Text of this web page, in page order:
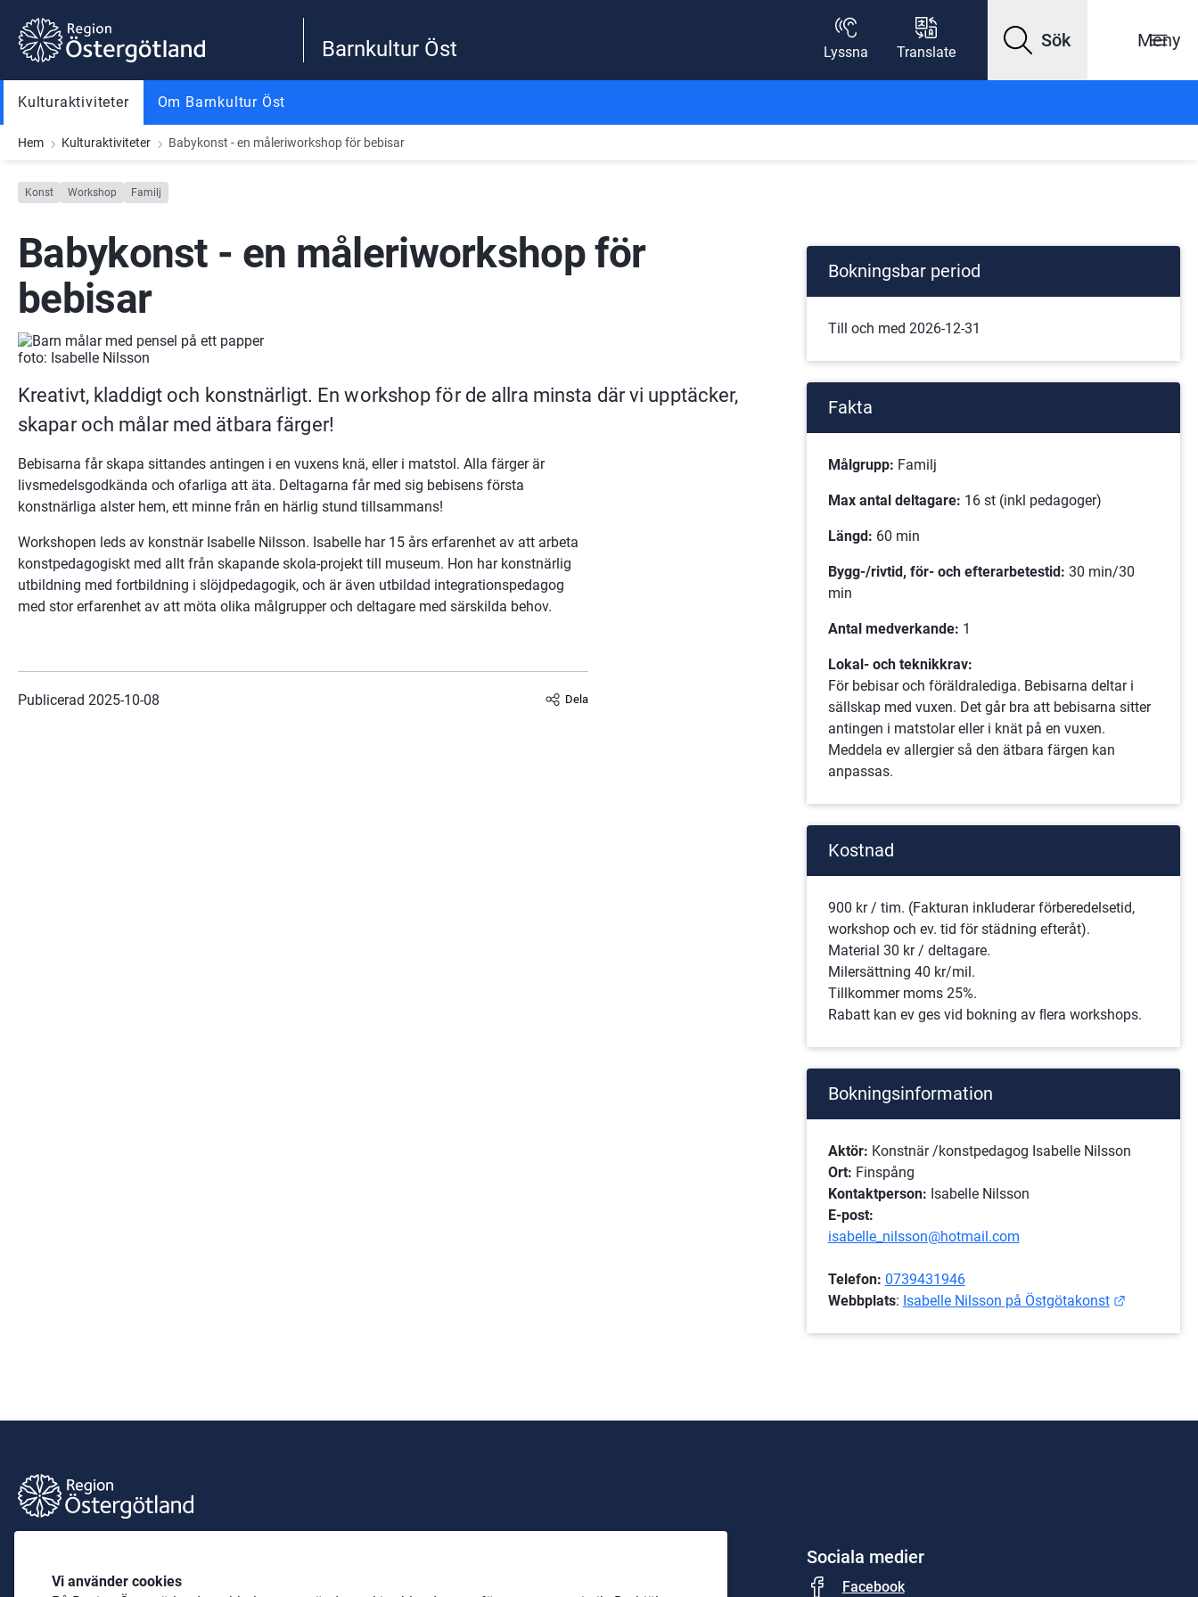
Vi använder cookies
Gå till innehåll
Gå till meny
Gå till sidfot
Barnkultur Öst Lyssna Translate
Sök Meny
Kulturaktiviteter Om Barnkultur Öst
Hem Kulturaktiviteter Babykonst - en måleriworkshop för bebisar
Konst Workshop Familj
Babykonst - en måleriworkshop för
bebisar
foto: Isabelle Nilsson
Kreativt, kladdigt och konstnärligt. En workshop för de allra minsta där vi upptäcker,
skapar och målar med ätbara färger!
Bebisarna får skapa sittandes antingen i en vuxens knä, eller i matstol. Alla färger är
livsmedelsgodkända och ofarliga att äta. Deltagarna får med sig bebisens första
konstnärliga alster hem, ett minne från en härlig stund tillsammans!
Workshopen leds av konstnär Isabelle Nilsson. Isabelle har 15 års erfarenhet av att arbeta
konstpedagogiskt med allt från skapande skola-projekt till museum. Hon har konstnärlig
utbildning med fortbildning i slöjdpedagogik, och är även utbildad integrationspedagog
med stor erfarenhet av att möta olika målgrupper och deltagare med särskilda behov.
Publicerad 2025-10-08 Dela
Bokningsbar period
Till och med 2026-12-31
Fakta
Målgrupp: Familj
Max antal deltagare: 16 st (inkl pedagoger)
Längd: 60 min
Bygg-/rivtid, för- och efterarbetestid: 30 min/30
min
Antal medverkande: 1
Lokal- och teknikkrav:
För bebisar och föräldralediga. Bebisarna deltar i
sällskap med vuxen. Det går bra att bebisarna sitter
antingen i matstolar eller i knät på en vuxen.
Meddela ev allergier så den ätbara färgen kan
anpassas.
Kostnad
900 kr / tim. (Fakturan inkluderar förberedelsetid,
workshop och ev. tid för städning efteråt).
Material 30 kr / deltagare.
Milersättning 40 kr/mil.
Tillkommer moms 25%.
Rabatt kan ev ges vid bokning av ﬂera workshops.
Bokningsinformation
Aktör: Konstnär /konstpedagog Isabelle Nilsson
Ort: Finspång
Kontaktperson: Isabelle Nilsson
E-post:
isabelle_nilsson@hotmail.com
Telefon: 0739431946
Webbplats: Isabelle Nilsson på Östgötakonst Länk till
Sidansvarig är Maria Brusman
Sociala medier
Facebook